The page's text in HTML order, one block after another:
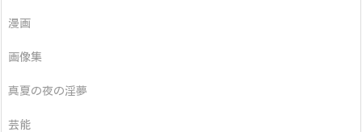
漫画
画像集
真夏の夜の淫夢
芸能